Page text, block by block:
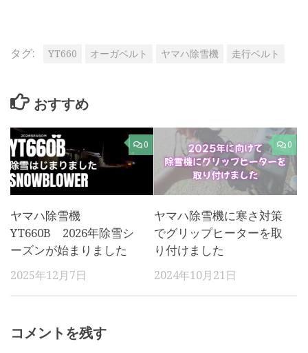
タグ: YT660 オーガベルト ヤマハ除雪機 走行ベルト
おすすめ
0
ヤマハ除雪機
YT660B 2026年除雪シ
ーズンが始まりました
2025年12月7日
0
ヤマハ除雪機に寒さ対策
でグリップヒーターを取
り付けました
2024年10月21日
コメントを残す